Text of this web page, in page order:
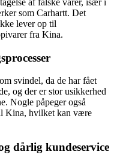
af falske varer, især i
som Carhartt. Det
lever op til
fra Kina.
svindel, da de har fået
og der er stor usikkerhed
Nogle påpeger også
Kina, hvilket kan være
dårlig kundeservice